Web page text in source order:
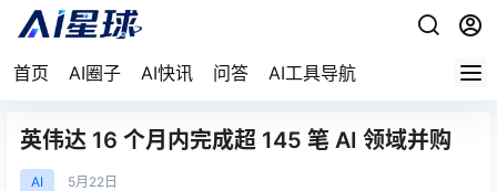
首页 AI圈子 AI快讯 问答 AI工具导航
英伟达 16 个月内完成超 145 笔 AI 领域并购
AI 5月 22日